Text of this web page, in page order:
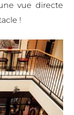
vue directe
!